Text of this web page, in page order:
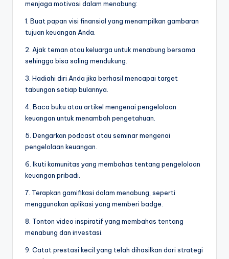
menjaga motivasi dalam menabung:
1. Buat papan visi finansial yang menampilkan gambaran
tujuan keuangan Anda.
2. Ajak teman atau keluarga untuk menabung bersama
sehingga bisa saling mendukung.
3. Hadiahi diri Anda jika berhasil mencapai target
tabungan setiap bulannya.
4. Baca buku atau artikel mengenai pengelolaan
keuangan untuk menambah pengetahuan.
5. Dengarkan podcast atau seminar mengenai
pengelolaan keuangan.
6. Ikuti komunitas yang membahas tentang pengelolaan
keuangan pribadi.
7. Terapkan gamifikasi dalam menabung, seperti
menggunakan aplikasi yang memberi badge.
8. Tonton video inspiratif yang membahas tentang
menabung dan investasi.
9. Catat prestasi kecil yang telah dihasilkan dari strategi